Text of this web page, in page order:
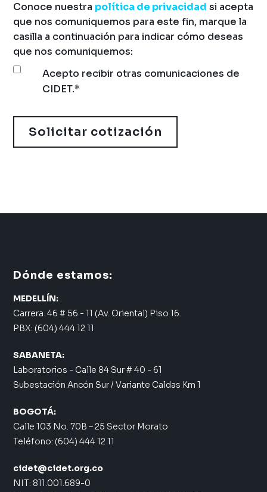
Conoce nuestra política de privacidad si acepta
que nos comuniquemos para este fin, marque la
casilla a continuación para indicar cómo deseas
que nos comuniquemos:
Acepto recibir otras comunicaciones de
CIDET.*
Dónde estamos:
MEDELLÍN:
Carrera. 46 # 56 - 11 (Av. Oriental) Piso 16.
PBX: (604) 444 12 11
SABANETA:
Laboratorios - Calle 84 Sur # 40 - 61
Subestación Ancón Sur / Variante Caldas Km 1
BOGOTÁ:
Calle 103 No. 70B – 25 Sector Morato
Teléfono: (604) 444 12 11
cidet@cidet.org.co
NIT: 811.001.689-0